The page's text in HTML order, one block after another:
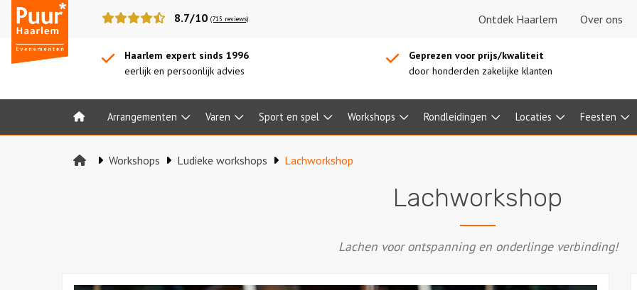
Puur*
Haarlem
bedrijfsuitjes
8.7/10 (715 reviews) Ontdek Haarlem Over ons
Haarlem expert sinds 1996
eerlijk en persoonlijk advies
Geprezen voor prijs/kwaliteit
door honderden zakelijke klanten
Home Arrangementen Varen Sport en spel Workshops Rondleidingen Locaties Feesten
Workshops Ludieke workshops Lachworkshop
Lachworkshop
Lachen voor ontspanning en onderlinge verbinding!